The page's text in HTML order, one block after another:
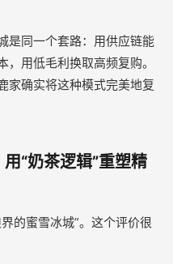
是同一个套路：用供应链能
用低毛利换取高频复购。
家确实将这种模式完美地复
“奶茶逻辑”重塑精
的蜜雪冰城”。这个评价很